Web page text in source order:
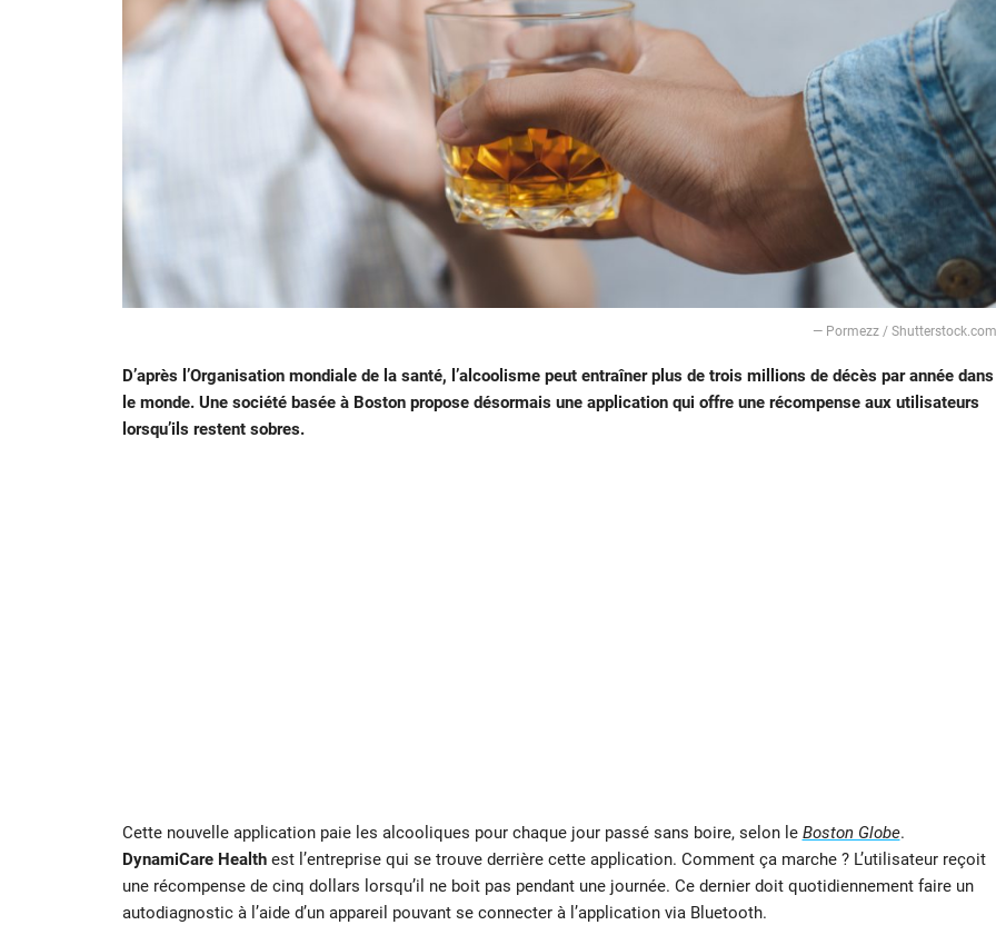
― Pormezz / Shutterstock.com
D’après l’Organisation mondiale de la santé, l’alcoolisme peut entraîner plus de trois millions de décès par année dans
le monde. Une société basée à Boston propose désormais une application qui offre une récompense aux utilisateurs
lorsqu’ils restent sobres.
Cette nouvelle application paie les alcooliques pour chaque jour passé sans boire, selon le Boston Globe.
DynamiCare Healthest l’entreprise qui se trouve derrière cette application. Comment ça marche ? L’utilisateur reçoit
une récompense de cinq dollars lorsqu’il ne boit pas pendant une journée. Ce dernier doit quotidiennement faire un
autodiagnostic à l’aide d’un appareil pouvant se connecter à l’application via Bluetooth.